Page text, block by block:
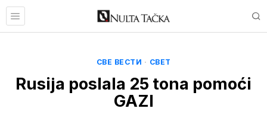
СВЕ ВЕСТИ · СВЕТ
Rusija poslala 25 tona pomoći
GAZI